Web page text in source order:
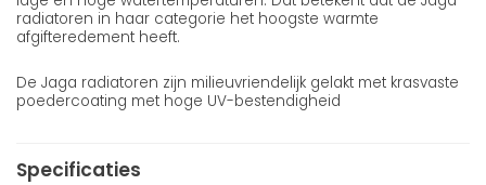
radiatoren in haar categorie het hoogste warmte
afgifteredement heeft.
De Jaga radiatoren zijn milieuvriendelijk gelakt met krasvaste
poedercoating met hoge UV-bestendigheid
Specificaties